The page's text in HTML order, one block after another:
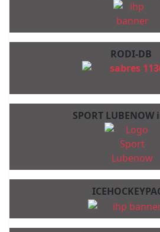
RODI-DB
SPORT LUBENOW